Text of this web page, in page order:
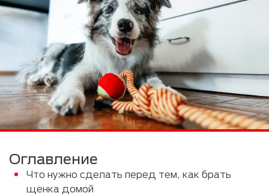
Оглавление
Что нужно сделать перед тем, как брать
щенка домой